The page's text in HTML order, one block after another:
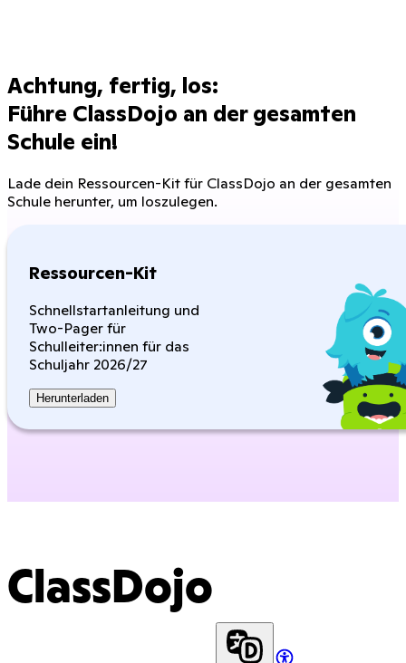
Achtung, fertig, los:
Führe ClassDojo an der gesamten
Schule ein!
Lade dein Ressourcen-Kit für ClassDojo an der gesamten
Schule herunter, um loszulegen.
Ressourcen-Kit
Schnellstartanleitung und
Two-Pager für
Schulleiter:innen für das
Schuljahr 2026/27
Herunterladen
ClassDojo